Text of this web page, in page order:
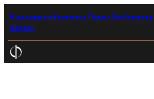
В продаже абонемент Павла Любимцева
жизнь»